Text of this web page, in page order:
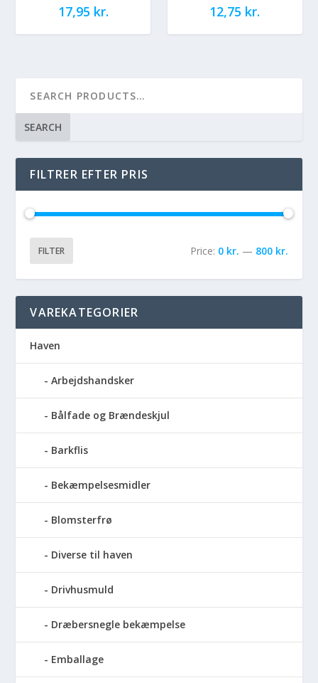
17,95 kr. 12,75 kr.
SEARCH
FILTRER EFTER PRIS
FILTER Price: 0 kr. — 800 kr.
VAREKATEGORIER
Haven
Arbejdshandsker
Bålfade og Brændeskjul
Barkflis
Bekæmpelsesmidler
Blomsterfrø
Diverse til haven
Drivhusmuld
Dræbersnegle bekæmpelse
Emballage